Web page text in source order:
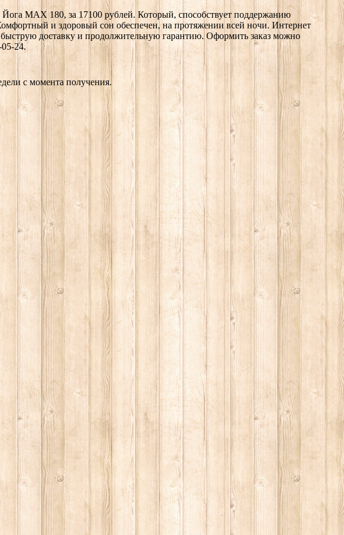
MAX 180, за 17100 рублей. Который, способствует поддержанию
и здоровый сон обеспечен, на протяжении всей ночи. Интернет
доставку и продолжительную гарантию. Оформить заказ можно
24.
с момента получения.